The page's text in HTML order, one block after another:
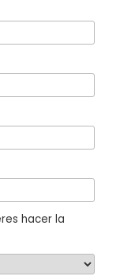
hacer la